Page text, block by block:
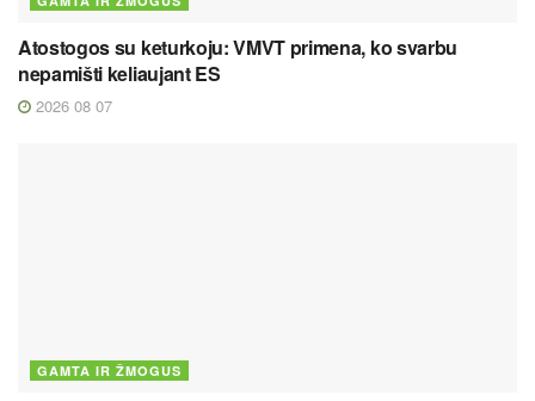
Atostogos su keturkoju: VMVT primena, ko svarbu
nepamišti keliaujant ES
2026 08 07
GAMTA IR ŽMOGUS